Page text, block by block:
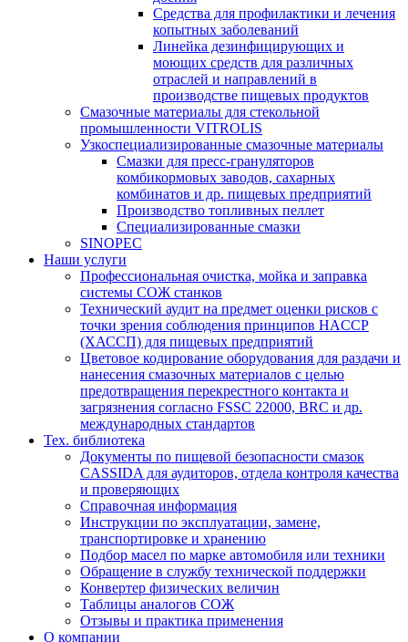
Средства для профилактики и лечения
копытных заболеваний
Линейка дезинфицирующих и
моющих средств для различных
отраслей и направлений в
производстве пищевых продуктов
Смазочные материалы для стекольной
промышленности VITROLIS
Узкоспециализированные смазочные материалы
Смазки для пресс-грануляторов
комбикормовых заводов, сахарных
комбинатов и др. пищевых предприятий
Производство топливных пеллет
Специализированные смазки
SINOPEC
Наши услуги
Профессиональная очистка, мойка и заправка
системы СОЖ станков
Технический аудит на предмет оценки рисков с
точки зрения соблюдения принципов HACCP
(ХАССП) для пищевых предприятий
Цветовое кодирование оборудования для раздачи и
нанесения смазочных материалов с целью
предотвращения перекрестного контакта и
загрязнения согласно FSSC 22000, BRC и др.
международных стандартов
Тех. библиотека
Документы по пищевой безопасности смазок
CASSIDA для аудиторов, отдела контроля качества
и проверяющих
Справочная информация
Инструкции по эксплуатации, замене,
транспортировке и хранению
Подбор масел по марке автомобиля или техники
Обращение в службу технической поддержки
Конвертер физических величин
Таблицы аналогов СОЖ
Отзывы и практика применения
О компании